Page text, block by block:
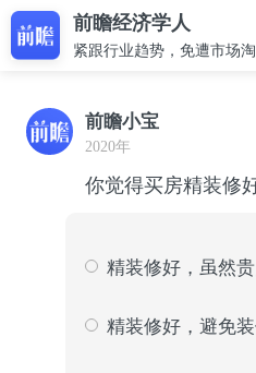
前瞻经济学人
紧跟行业趋势，免遭市场
前瞻小宝
2020年
你觉得买房精装修
精装修好，虽然
精装修好，避免